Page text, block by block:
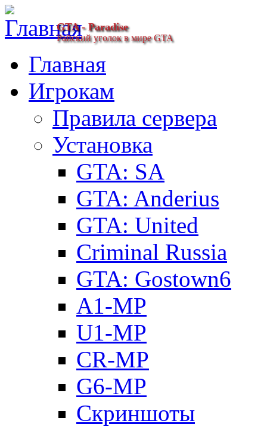
GTA - Paradise
Райский уголок в мире GTA
Главная
Игрокам
Правила сервера
Установка
GTA: SA
GTA: Anderius
GTA: United
Criminal Russia
GTA: Gostown6
A1-MP
U1-MP
CR-MP
G6-MP
Скриншоты